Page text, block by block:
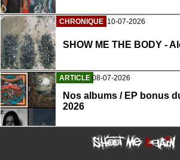
CHRONIQUE 10-07-2026
SHOW ME THE BODY -
ARTICLE 08-07-2026
Nos albums / EP bonus
2026